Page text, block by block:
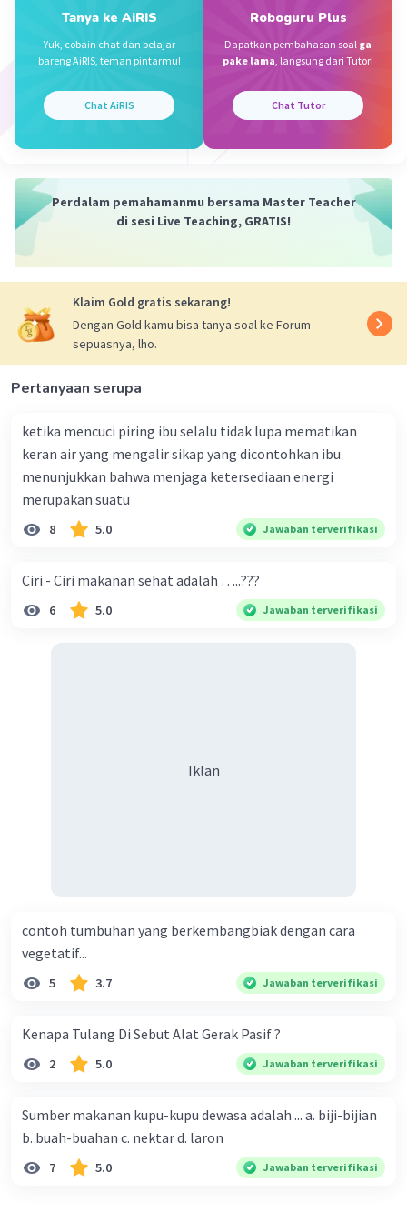
Tanya ke AiRIS
Yuk, cobain chat dan belajar
bareng AiRIS, teman pintarmu!
Chat AiRIS
Roboguru Plus
Dapatkan pembahasan soal ga
pake lama, langsung dari Tutor!
Chat Tutor
Perdalam pemahamanmu bersama Master Teacher
di sesi Live Teaching, GRATIS!
Klaim Gold gratis sekarang!
Dengan Gold kamu bisa tanya soal ke Forum
sepuasnya, lho.
Pertanyaan serupa
ketika mencuci piring ibu selalu tidak lupa mematikan
keran air yang mengalir sikap yang dicontohkan ibu
menunjukkan bahwa menjaga ketersediaan energi
merupakan suatu
8 5.0 Jawaban terverifikasi
Ciri - Ciri makanan sehat adalah …..???
6 5.0 Jawaban terverifikasi
Iklan
contoh tumbuhan yang berkembangbiak dengan cara
vegetatif...
5 3.7 Jawaban terverifikasi
Kenapa Tulang Di Sebut Alat Gerak Pasif ?
2 5.0 Jawaban terverifikasi
Sumber makanan kupu-kupu dewasa adalah ... a. biji-bijian
b. buah-buahan c. nektar d. laron
7 5.0 Jawaban terverifikasi